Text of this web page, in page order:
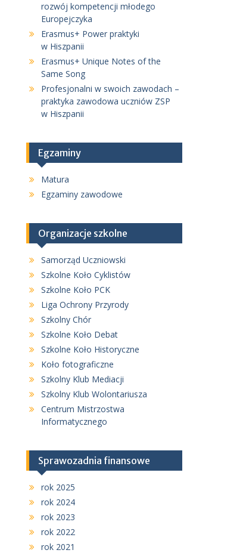
rozwój kompetencji młodego
Europejczyka
Erasmus+ Power praktyki
w Hiszpanii
Erasmus+ Unique Notes of the
Same Song
Profesjonalni w swoich zawodach –
praktyka zawodowa uczniów ZSP
w Hiszpanii
Egzaminy
Matura
Egzaminy zawodowe
Organizacje szkolne
Samorząd Uczniowski
Szkolne Koło Cyklistów
Szkolne Koło PCK
Liga Ochrony Przyrody
Szkolny Chór
Szkolne Koło Debat
Szkolne Koło Historyczne
Koło fotograficzne
Szkolny Klub Mediacji
Szkolny Klub Wolontariusza
Centrum Mistrzostwa
Informatycznego
Sprawozadnia finansowe
rok 2025
rok 2024
rok 2023
rok 2022
rok 2021